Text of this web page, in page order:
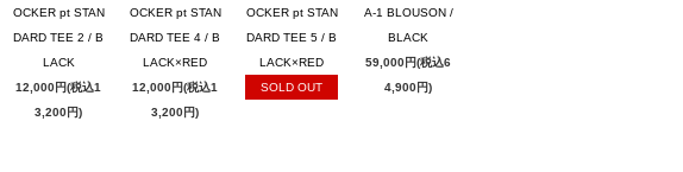
OCKER pt STAN
DARD TEE 2 / B
LACK
12,000円(税込1
3,200円)
OCKER pt STAN
DARD TEE 4 / B
LACK×RED
12,000円(税込1
3,200円)
OCKER pt STAN
DARD TEE 5 / B
LACK×RED
SOLD OUT
A-1 BLOUSON /
BLACK
59,000円(税込6
4,900円)